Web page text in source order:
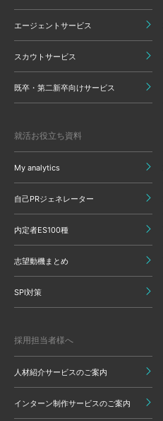
エージェントサービス
スカウトサービス
既卒・第二新卒向けサービス
就活お役立ち資料
My analytics
自己PRジェネレーター
内定者ES100種
志望動機まとめ
SPI対策
採用担当者様へ
人材紹介サービスのご案内
インターン制作サービスのご案内